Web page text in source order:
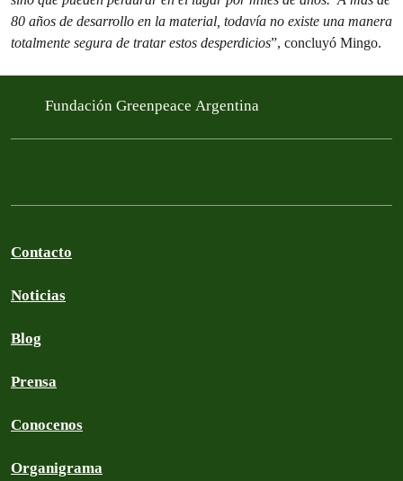
80 años de desarrollo en la material, todavía no existe una manera
totalmente segura de tratar estos desperdicios”, concluyó Mingo.
Fundación Greenpeace Argentina
Contacto
Noticias
Blog
Prensa
Conocenos
Organigrama